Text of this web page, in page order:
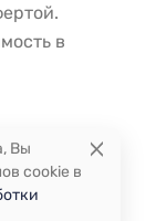
в
Вы
cookie в